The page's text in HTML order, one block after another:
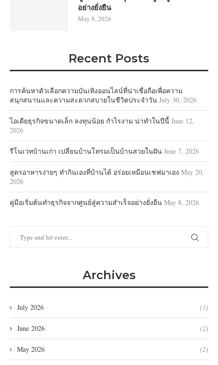
อย่างยั่งยืน
May 8, 2026
Recent Posts
การค้นหาตัวเลือกความบันเทิงออนไลน์ที่น่าเชื่อถือเพื่อความ
สนุกสนานและความสะดวกสบายในชีวิตประจำวัน July 30, 2026
ไอเดียธุรกิจขนาดเล็ก ลงทุนน้อย กำไรงาม น่าทำในปีนี้ June 12,
2026
รีโนเวทบ้านเก่า เปลี่ยนบ้านโทรมเป็นบ้านสวยในฝัน June 7, 2026
สูตรอาหารง่ายๆ ทำกินเองที่บ้านได้ อร่อยเหมือนเชฟมาเอง May 20,
2026
คู่มือเริ่มต้นทำธุรกิจจากศูนย์สู่ความสำเร็จอย่างยั่งยืน May 8, 2026
Archives
July 2026 (1)
June 2026 (2)
May 2026 (2)